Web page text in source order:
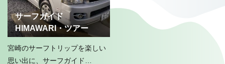
サーフガイド
HIMAWARI・ツアー
宮崎のサーフトリップを楽しい
思い出に、サーフガイド